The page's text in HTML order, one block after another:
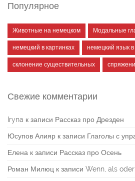
Популярное
Животные на немецком Модальные
немецкий в картинках немецкий язык
склонение существительных
Свежие комментарии
Iryna к записи Рассказ про Дрезден
Юсупов Алияр к записи Глаголы с
Елена к записи Рассказ про Осень
Роман Милюц к записи Wenn, als